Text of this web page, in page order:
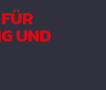
UND